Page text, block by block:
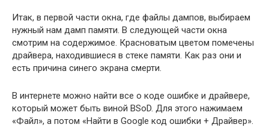
Итак, в первой части окна, где файлы дампов, выбираем
нужный нам дамп памяти. В следующей части окна
смотрим на содержимое. Красноватым цветом помечены
драйвера, находившиеся в стеке памяти. Как раз они и
есть причина синего экрана смерти.
В интернете можно найти все о коде ошибке и драйвере,
который может быть виной BSoD. Для этого нажимаем
«Файл», а потом «Найти в Google код ошибки + Драйвер».